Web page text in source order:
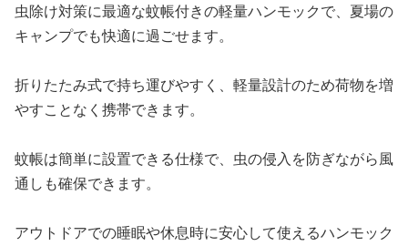
虫除け対策に最適な蚊帳付きの軽量ハンモックで、夏場の
キャンプでも快適に過ごせます。
折りたたみ式で持ち運びやすく、軽量設計のため荷物を増
やすことなく携帯できます。
蚊帳は簡単に設置できる仕様で、虫の侵入を防ぎながら風
通しも確保できます。
アウトドアでの睡眠や休息時に安心して使えるハンモック